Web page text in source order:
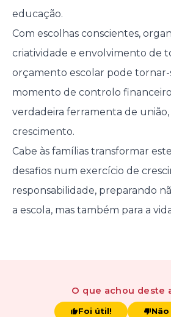
educação.
Com escolhas conscientes,
criatividade e envolvimento de
orçamento escolar pode
momento de controlo
verdadeira ferramenta de
crescimento.
Cabe às famílias transformar
desafios num exercício de
responsabilidade, preparando
a escola, mas também para a
O que achou deste
Foi útil!